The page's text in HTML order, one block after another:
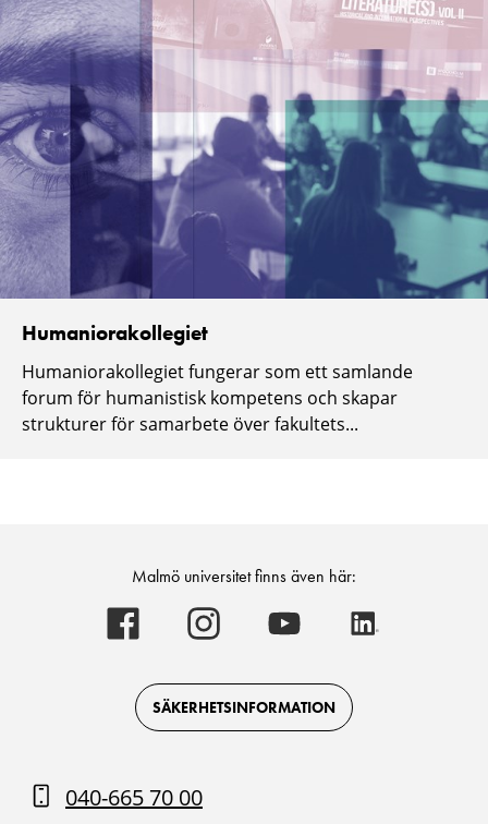
Humaniorakollegiet
Humaniorakollegiet fungerar som ett samlande
forum för humanistisk kompetens och skapar
strukturer för samarbete över fakultets...
Malmö universitet finns även här:
Malmö
universitet
on
Facebook
Malmö
universitet
on
Instagram
Malmö
universitet
on
Youtube
SÄKERHETSINFORMATION
040-665 70 00